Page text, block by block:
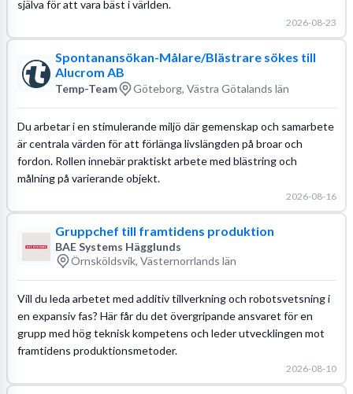
själva för att vara bäst i världen.
2026-08-23
Spontanansökan-Målare/Blästrare sökes till
Alucrom AB
Temp-Team Göteborg, Västra Götalands län
Du arbetar i en stimulerande miljö där gemenskap och samarbete
är centrala värden för att förlänga livslängden på broar och
fordon. Rollen innebär praktiskt arbete med blästring och
målning på varierande objekt.
2026-08-16
Gruppchef till framtidens produktion
BAE Systems Hägglunds
Örnsköldsvik, Västernorrlands län
Vill du leda arbetet med additiv tillverkning och robotsvetsning i
en expansiv fas? Här får du det övergripande ansvaret för en
grupp med hög teknisk kompetens och leder utvecklingen mot
framtidens produktionsmetoder.
2026-08-10